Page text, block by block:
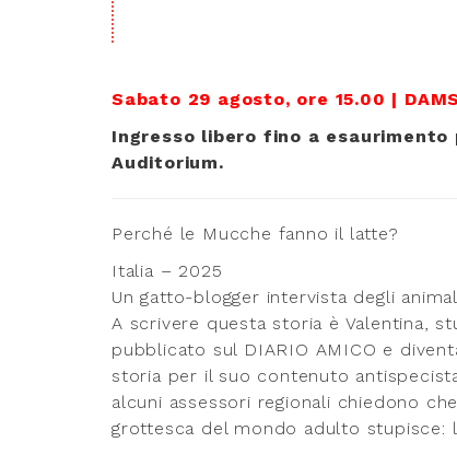
Sabato 29 agosto, ore 15.00 |
Ingresso libero fino a
Auditorium.
Perché le Mucche fanno il latte?
Italia – 2025
Un gatto-blogger intervista degli
A scrivere questa storia è Valentina,
pubblicato sul DIARIO AMICO e
storia per il suo contenuto
alcuni assessori regionali chiedono
grottesca del mondo adulto stupisce: